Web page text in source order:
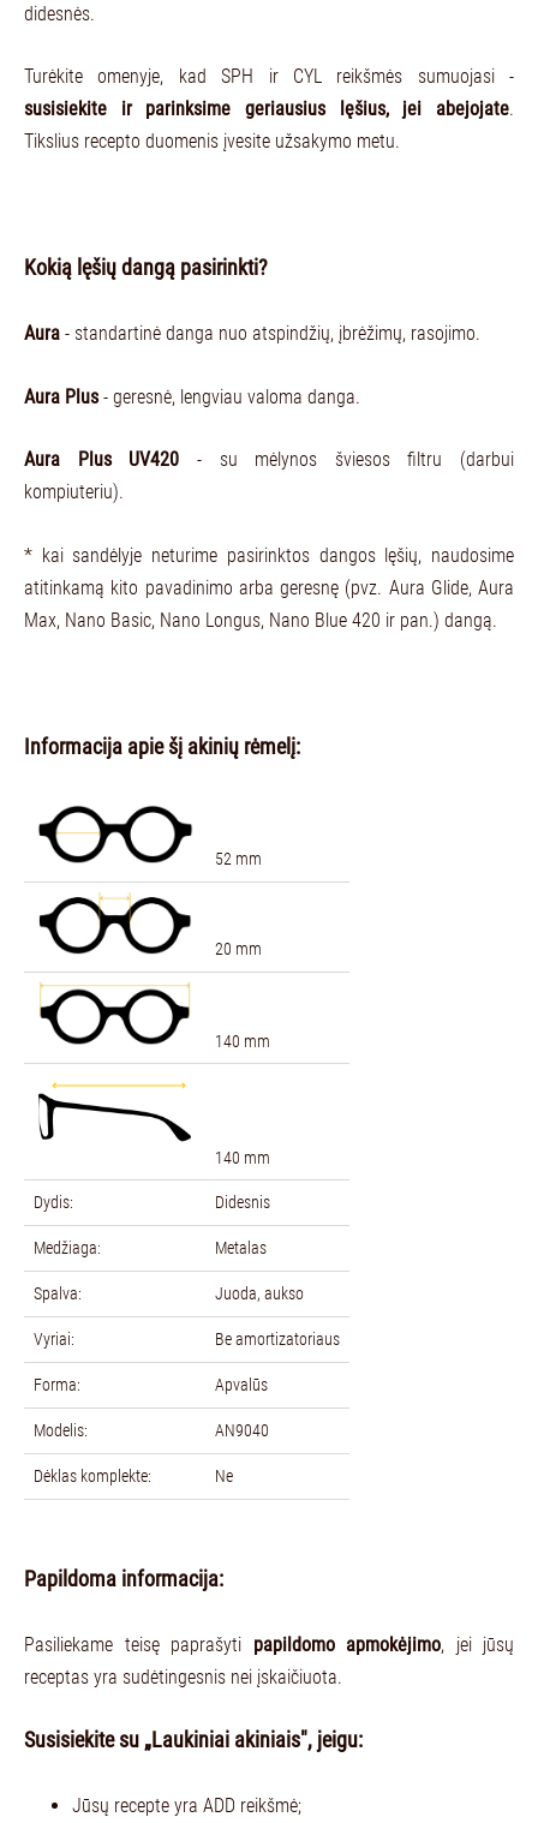
didesnės.
Turėkite omenyje, kad SPH ir CYL reikšmės sumuojasi -
susisiekite ir parinksime geriausius lęšius, jei abejojate.
Tikslius recepto duomenis įvesite užsakymo metu.
Kokią lęšių dangą pasirinkti?
Aura - standartinė danga nuo atspindžių, įbrėžimų, rasojimo.
Aura Plus- geresnė, lengviau valoma danga.
Aura Plus UV420 - su mėlynos šviesos filtru (darbui
kompiuteriu).
* kai sandėlyje neturime pasirinktos dangos lęšių, naudosime
atitinkamą kito pavadinimo arba geresnę (pvz. Aura Glide, Aura
Max, Nano Basic, Nano Longus, Nano Blue 420 ir pan.) dangą.
Informacija apie šį akinių rėmelį:
52 mm
20 mm
140 mm
140 mm
Dydis: Didesnis
Medžiaga: Metalas
Spalva: Juoda, aukso
Vyriai: Be amortizatoriaus
Forma: Apvalūs
Modelis: AN9040
Dėklas komplekte: Ne
Papildoma informacija:
Pasiliekame teisę paprašyti papildomo apmokėjimo, jei jūsų
receptas yra sudėtingesnis nei įskaičiuota.
Susisiekite su „Laukiniai akiniais", jeigu:
Jūsų recepte yra ADD reikšmė;